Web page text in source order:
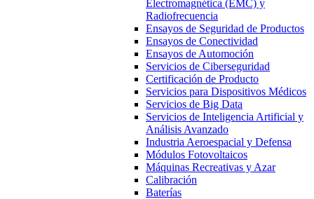
Electromagnética (EMC) y
Radiofrecuencia
Ensayos de Seguridad de Productos
Ensayos de Conectividad
Ensayos de Automoción
Servicios de Ciberseguridad
Certificación de Producto
Servicios para Dispositivos Médicos
Servicios de Big Data
Servicios de Inteligencia Artificial y
Análisis Avanzado
Industria Aeroespacial y Defensa
Módulos Fotovoltaicos
Máquinas Recreativas y Azar
Calibración
Baterías